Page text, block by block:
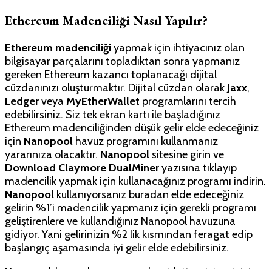
Ethereum Madenciliği Nasıl Yapılır?
Ethereum madenciliğiyapmak için ihtiyacınız olan
bilgisayar parçalarını topladıktan sonra yapmanız
gereken Ethereum kazancı toplanacağı dijital
cüzdanınızı oluşturmaktır. Dijital cüzdan olarak Jaxx,
Ledgerveya MyEtherWallet programlarını tercih
edebilirsiniz. Siz tek ekran kartı ile başladığınız
Ethereum madenciliğinden düşük gelir elde edeceğiniz
için Nanopool havuz programını kullanmanız
yararınıza olacaktır. Nanopool sitesine girin ve
Download Claymore DualMineryazısına tıklayıp
madencilik yapmak için kullanacağınız programı indirin.
Nanopool kullanıyorsanız buradan elde edeceğiniz
gelirin %1’i madencilik yapmanız için gerekli programı
geliştirenlere ve kullandığınız Nanopool havuzuna
gidiyor. Yani gelirinizin %2 lik kısmından feragat edip
başlangıç aşamasında iyi gelir elde edebilirsiniz.